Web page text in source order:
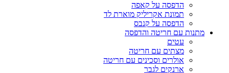
הדפסה על קאפה
תמונת אקריליק מוארת לד
הדפסה על קנבס
מתנות עם חריטה והדפסה
עטים
מצתים עם חריטה
אולרים וסכינים עם חריטה
ארנקים לגבר